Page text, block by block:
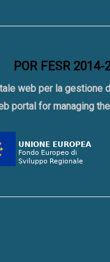
POR FESR
web per la gestione
portal for managing